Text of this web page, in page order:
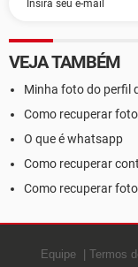
VEJA TAMBÉM
Minha foto do perfil
Como recuperar
O que é whatsapp
Como recuperar
Como recuperar
Equipe Termos